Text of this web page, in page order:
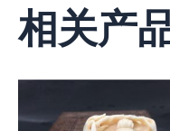
相关产